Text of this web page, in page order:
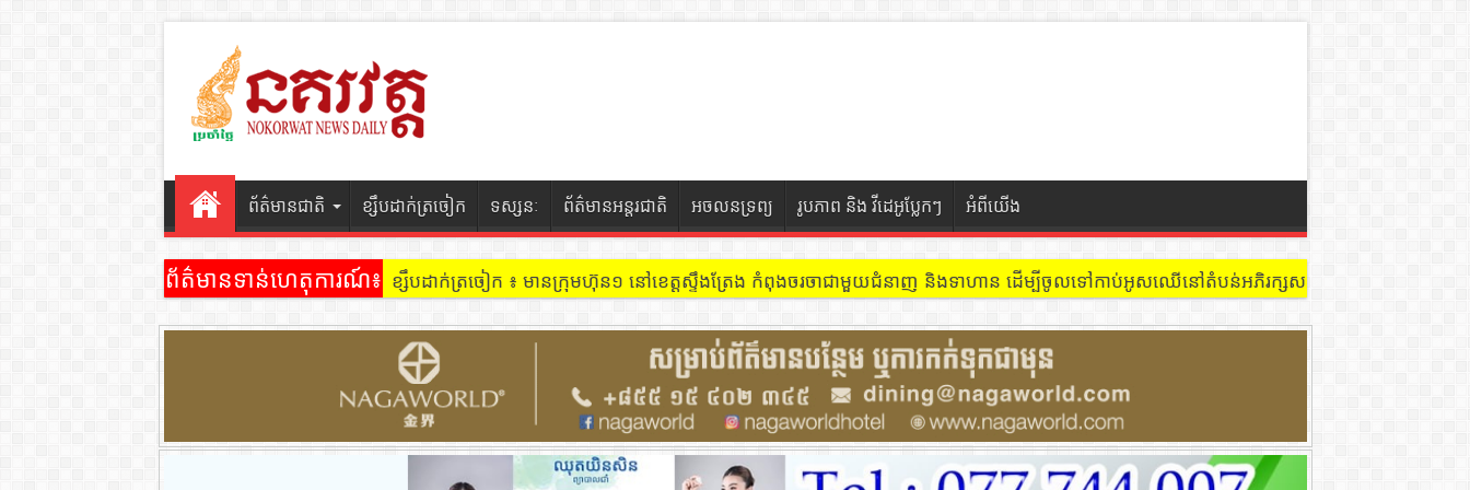
ព័ត៌មានជាតិ ខ្សឹបដាក់ត្រចៀក ទស្សនៈ ព័ត៌មានអន្តរជាតិ អចលនទ្រព្យ រូបភាព និង វីដេអូប្លែកៗ អំពីយើង
ព័ត៌មានទាន់ហេតុការណ៍៖ ប្រជាពលរដ្ឋ រិះគន់អាជ្ញាធរសង្កាត់គយត្របែកថា បើកដៃឲ្យក្រុមអាជីវកម្មដឹកអាចម៍ដីលក់ បំផ្លាញផ្លូវបេតុងស្រុតខូចរបើកបេតុងនិងដាច់ទុយោទឹកស្អាតនៅក្រុងស្វា